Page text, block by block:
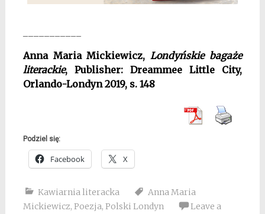
Anna Maria Mickiewicz,Londyńskie bagaże
literackie, Publisher: Dreammee Little City,
Orlando-Londyn 2019, s. 148
Podziel się:
Facebook X
Kawiarnia literacka
Anna Maria
Mickiewicz, Poezja, Polski Londyn
Leave a